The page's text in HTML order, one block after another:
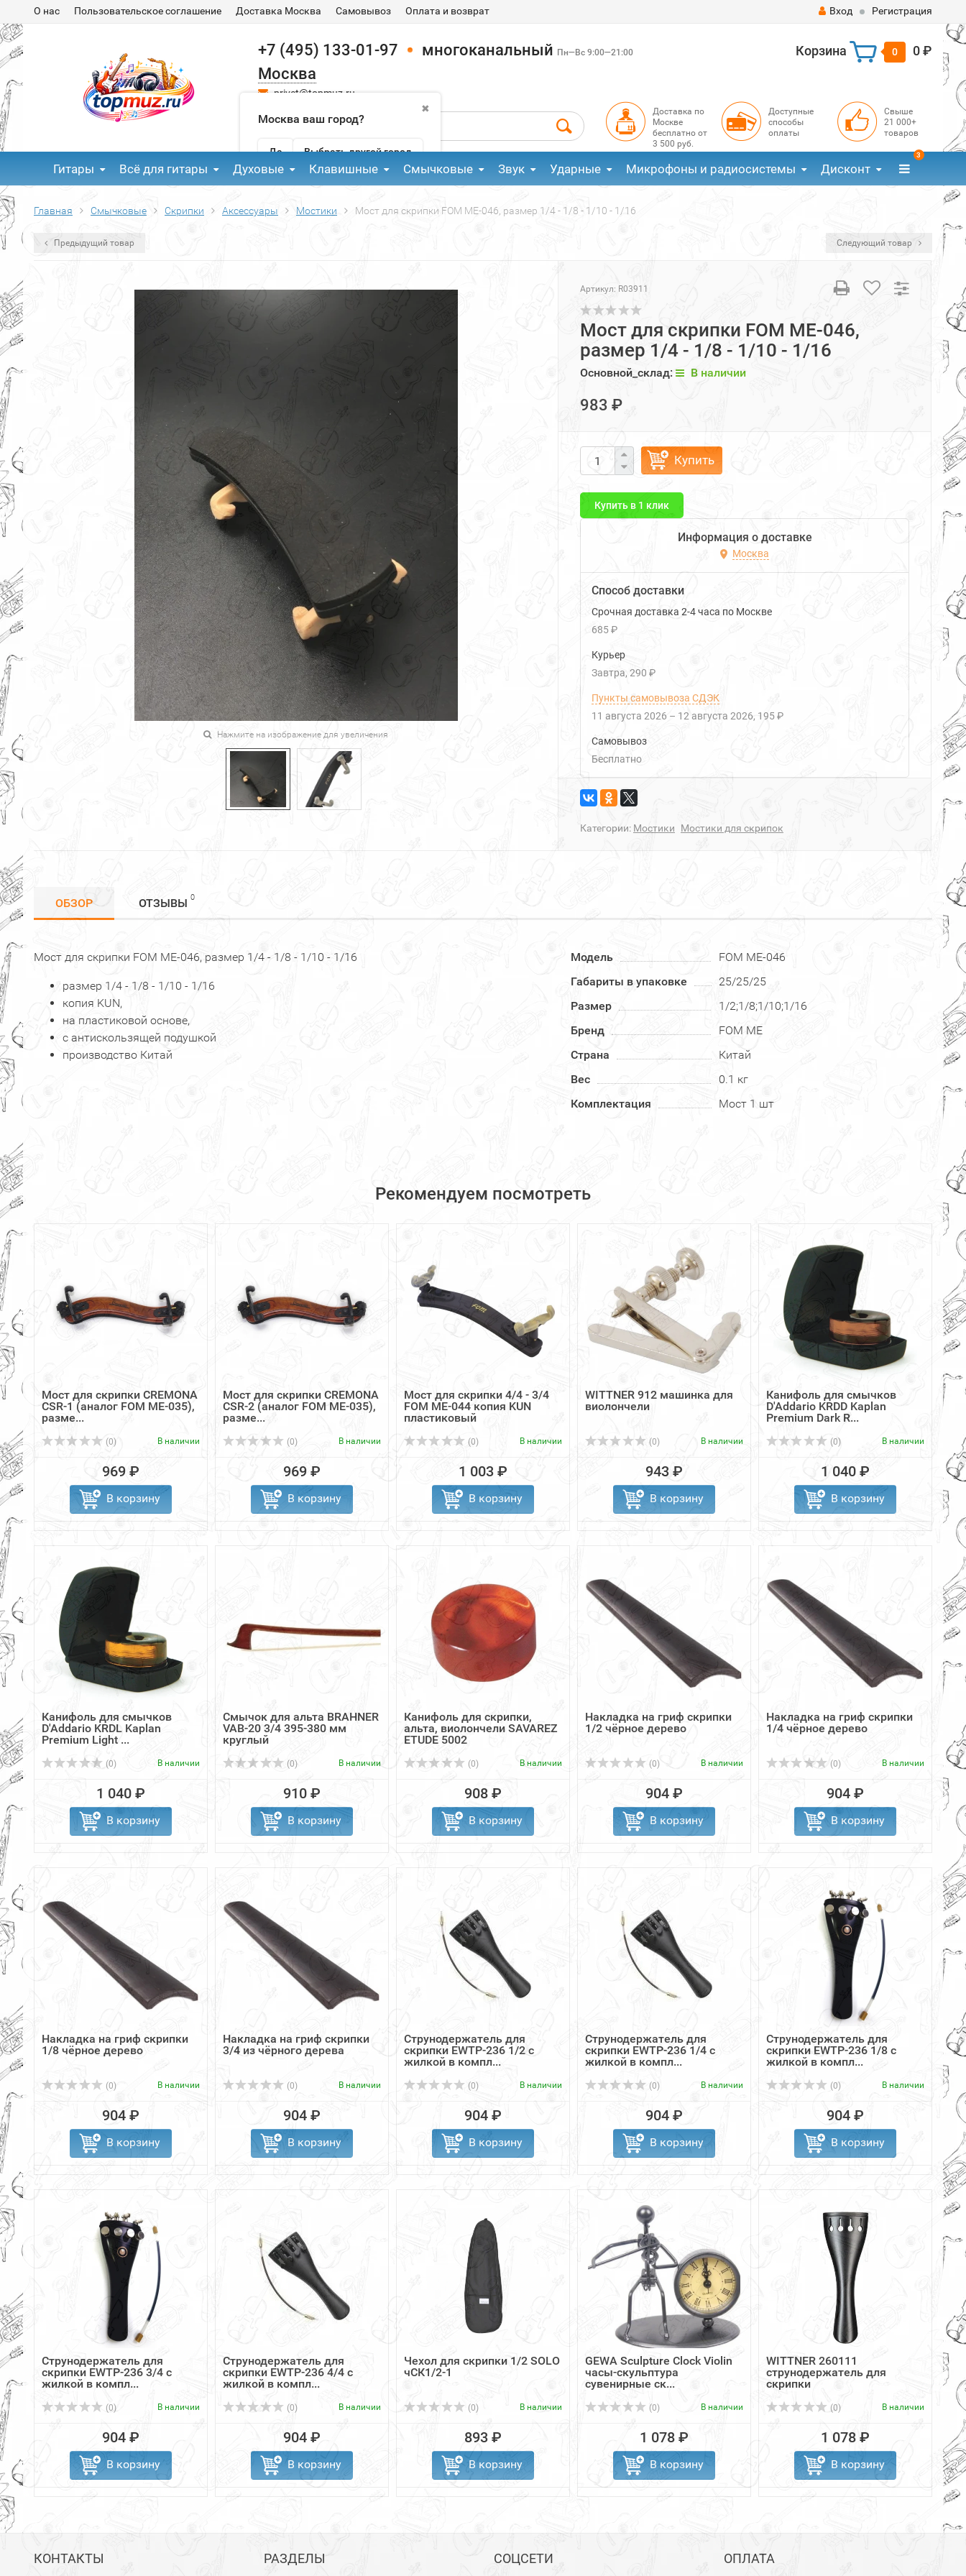
О нас Пользовательское соглашение Доставка Москва Самовывоз Оплата и возврат Вход Регистрация
+7 (495) 133-01-97 многоканальный Пн—Вс 9:00—21:00
Москва
✖
Москва ваш город?
Да Выбрать другой город
privet@topmuz.ru
Корзина 0 0 ₽
Доставка по
Москве
бесплатно от
3 500 руб.
Доступные
способы
оплаты
Свыше
21 000+
товаров
Гитары Всё для гитары Духовые Клавишные Смычковые Звук Ударные Микрофоны и радиосистемы Дисконт
3
Главная Смычковые Скрипки Аксессуары Мостики Мост для скрипки FOM ME-046, размер 1/4 - 1/8 - 1/10 - 1/16
Предыдущий товар Следующий товар
Нажмите на изображение для увеличения
Артикул: R03911
Мост для скрипки FOM ME-046,
размер 1/4 - 1/8 - 1/10 - 1/16
Основной_склад: В наличии
983 ₽
Купить
Купить в 1 клик
Информация о доставке
Москва
Способ доставки
Срочная доставка 2-4 часа по Москве
685 ₽
Курьер
Завтра 290 ₽
Пункты самовывоза СДЭК
11 августа 2026 – 12 августа 2026 195 ₽
Самовывоз
Бесплатно
Категории: Мостики Мостики для скрипок
ОБЗОР ОТЗЫВЫ 0
Мост для скрипки FOM ME-046, размер 1/4 - 1/8 - 1/10 - 1/16
размер 1/4 - 1/8 - 1/10 - 1/16
копия KUN,
на пластиковой основе,
с антискользящей подушкой
производство Китай
Модель
FOM ME-046
Габариты в упаковке
25/25/25
Размер
1/2;1/8;1/10;1/16
Бренд
FOM ME
Страна
Китай
Вес
0.1 кг
Комплектация
Мост 1 шт
Рекомендуем посмотреть
Мост для скрипки CREMONA
CSR-1 (аналог FOM ME-035),
разме...
(0) В наличии
969 ₽
В корзину
Мост для скрипки CREMONA
CSR-2 (аналог FOM ME-035),
разме...
(0) В наличии
969 ₽
В корзину
Мост для скрипки 4/4 - 3/4
FOM ME-044 копия KUN
пластиковый
(0) В наличии
1 003 ₽
В корзину
WITTNER 912 машинка для
виолончели
(0) В наличии
943 ₽
В корзину
Канифоль для смычков
D'Addario KRDD Kaplan
Premium Dark R...
(0) В наличии
1 040 ₽
В корзину
Канифоль для смычков
D'Addario KRDL Kaplan
Premium Light ...
(0) В наличии
1 040 ₽
В корзину
Смычок для альта BRAHNER
VAB-20 3/4 395-380 мм
круглый
(0) В наличии
910 ₽
В корзину
Канифоль для скрипки,
альта, виолончели SAVAREZ
ETUDE 5002
(0) В наличии
908 ₽
В корзину
Накладка на гриф скрипки
1/2 чёрное дерево
(0) В наличии
904 ₽
В корзину
Накладка на гриф скрипки
1/4 чёрное дерево
(0) В наличии
904 ₽
В корзину
Накладка на гриф скрипки
1/8 чёрное дерево
(0) В наличии
904 ₽
В корзину
Накладка на гриф скрипки
3/4 из чёрного дерева
(0) В наличии
904 ₽
В корзину
Струнодержатель для
скрипки EWTP-236 1/2 с
жилкой в компл...
(0) В наличии
904 ₽
В корзину
Струнодержатель для
скрипки EWTP-236 1/4 с
жилкой в компл...
(0) В наличии
904 ₽
В корзину
Струнодержатель для
скрипки EWTP-236 1/8 с
жилкой в компл...
(0) В наличии
904 ₽
В корзину
Струнодержатель для
скрипки EWTP-236 3/4 с
жилкой в компл...
(0) В наличии
904 ₽
В корзину
Струнодержатель для
скрипки EWTP-236 4/4 с
жилкой в компл...
(0) В наличии
904 ₽
В корзину
Чехол для скрипки 1/2 SOLO
чСК1/2-1
(0) В наличии
893 ₽
В корзину
GEWA Sculpture Clock Violin
часы-скульптура
сувенирные ск...
(0) В наличии
1 078 ₽
В корзину
WITTNER 260111
струнодержатель для
скрипки
(0) В наличии
1 078 ₽
В корзину
КОНТАКТЫ РАЗДЕЛЫ СОЦСЕТИ ОПЛАТА